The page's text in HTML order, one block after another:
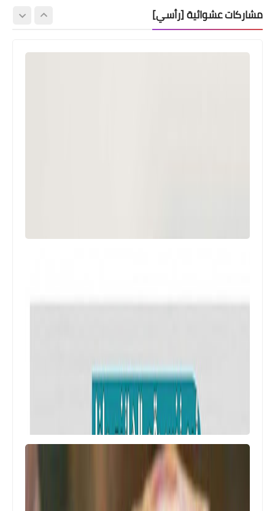
مشاركات عشوائية [رأسي]